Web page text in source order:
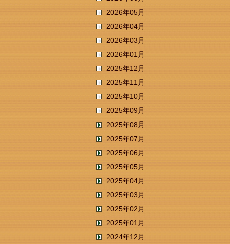
2026年05月
2026年04月
2026年03月
2026年01月
2025年12月
2025年11月
2025年10月
2025年09月
2025年08月
2025年07月
2025年06月
2025年05月
2025年04月
2025年03月
2025年02月
2025年01月
2024年12月